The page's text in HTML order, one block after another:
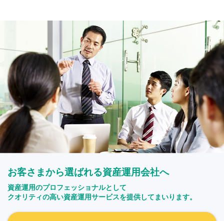
お客さまから選ばれる資産運用会社へ
資産運用のプロフェッショナルとして
クオリティの高い資産運用サービスを提供してまいります。